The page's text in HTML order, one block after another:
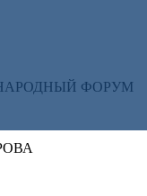
ФОРУМ